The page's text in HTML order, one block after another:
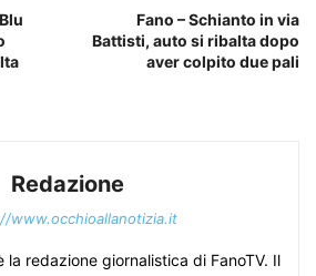
Fano – Schianto in via
Battisti, auto si ribalta dopo
aver colpito due pali
Redazione
www.occhioallanotizia.it
la redazione giornalistica di FanoTV. Il